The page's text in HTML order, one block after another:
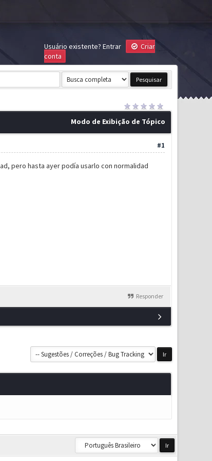
Usuário existente? Entrar
Criar
conta
Modo de Exibição de Tópico
#1
pero hasta ayer podía usarlo con normalidad
Responder